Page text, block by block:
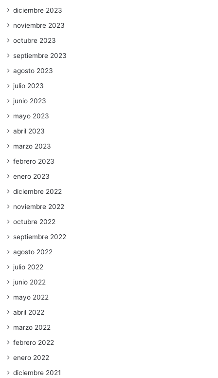
diciembre 2023
noviembre 2023
octubre 2023
septiembre 2023
agosto 2023
julio 2023
junio 2023
mayo 2023
abril 2023
marzo 2023
febrero 2023
enero 2023
diciembre 2022
noviembre 2022
octubre 2022
septiembre 2022
agosto 2022
julio 2022
junio 2022
mayo 2022
abril 2022
marzo 2022
febrero 2022
enero 2022
diciembre 2021